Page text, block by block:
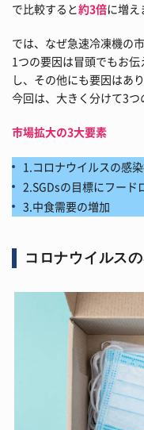
で比較すると約3倍に増え
では、なぜ急速冷凍機の
1つの要因は冒頭でもお
し、その他にも要因はあり
今回は、大きく分けて3つ
市場拡大の3大要素
1.コロナウイルスの感
2.SGDsの目標にフード
3.中食需要の増加
コロナウイルス